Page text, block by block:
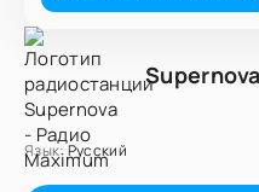
Язык:Русский